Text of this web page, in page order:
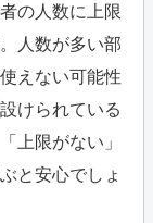
の人数に上限
人数が多い部
えない可能性
けられている
上限がない」
と安心でしょ